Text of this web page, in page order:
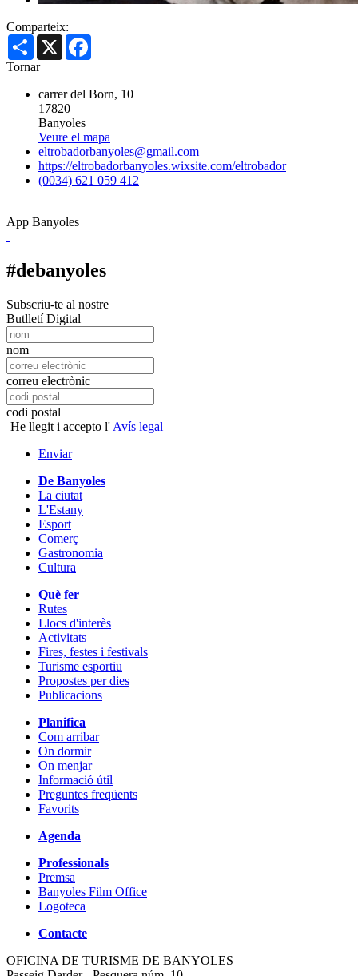
Comparteix:
Share X
Tornar
carrer del Born, 10
17820
Banyoles
Veure el mapa
eltrobadorbanyoles@gmail.com
https://eltrobadorbanyoles.wixsite.com/eltrobador
(0034) 621 059 412
App Banyoles
#debanyoles
Subscriu-te al nostre
Butlletí Digital
nom
correu electrònic
codi postal
He llegit i accepto l' Avís legal
Enviar
De Banyoles
La ciutat
L'Estany
Esport
Comerç
Gastronomia
Cultura
Què fer
Rutes
Llocs d'interès
Activitats
Fires, festes i festivals
Turisme esportiu
Propostes per dies
Publicacions
Planifica
Com arribar
On dormir
On menjar
Informació útil
Preguntes freqüents
Favorits
Agenda
Professionals
Premsa
Banyoles Film Office
Logoteca
Contacte
OFICINA DE TURISME DE BANYOLES